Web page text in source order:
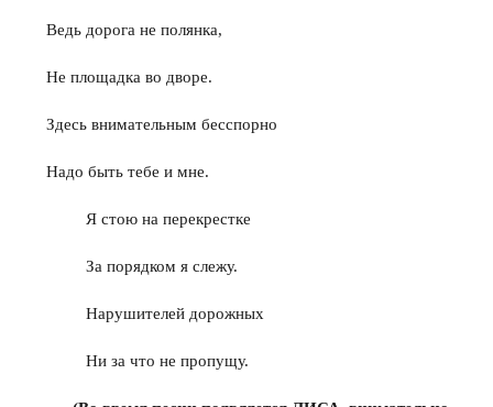
Ведь дорога не полянка,
Не площадка во дворе.
Здесь внимательным бесспорно
Надо быть тебе и мне.
Я стою на перекрестке
За порядком я слежу.
Нарушителей дорожных
Ни за что не пропущу.